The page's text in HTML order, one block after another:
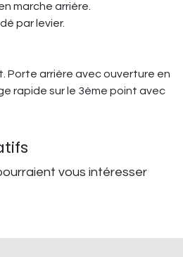
marche arrière.
par levier.
Porte arrière avec ouverture en
rapide sur le 3ème point avec
vous intéresser